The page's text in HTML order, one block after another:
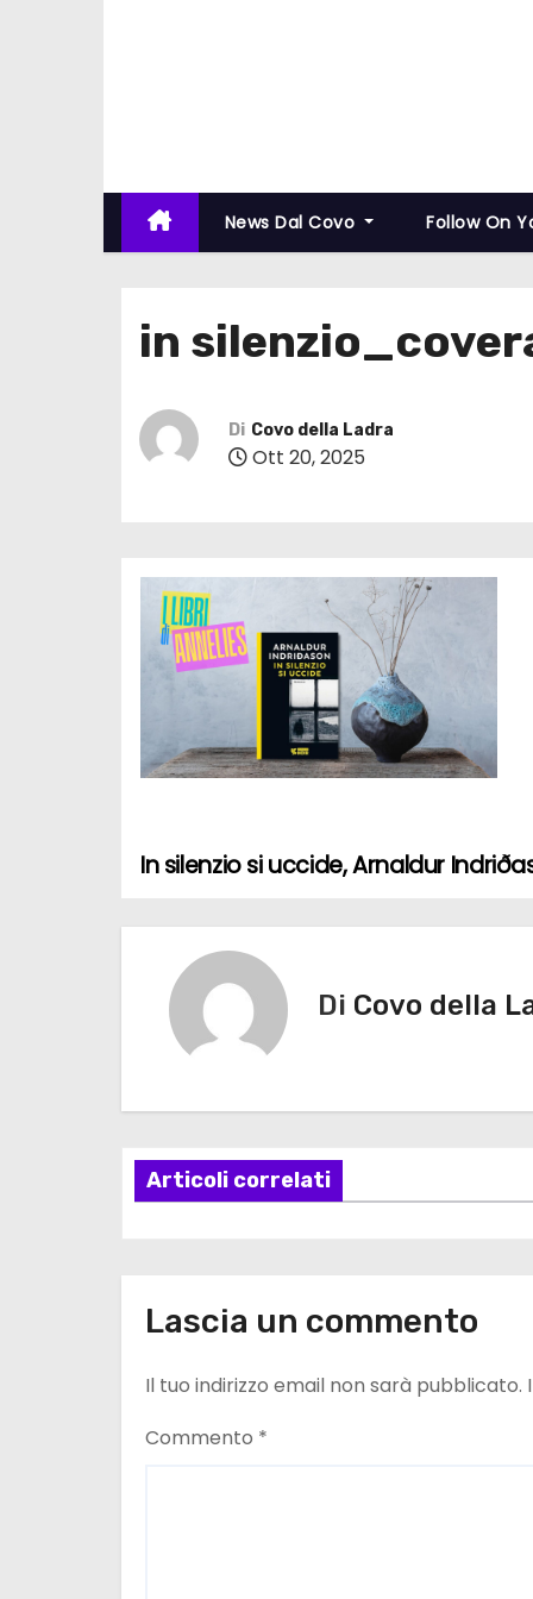
News Dal Covo Follow On
in
Di Covo della Ladra
Ott 20, 2025
N
a
a
z
n
e
a
In silenzio si uccide, Arnaldur
Di Covo della
Articoli correlati
Lascia un commento
Il tuo indirizzo email non sarà pubblicato.
Commento *